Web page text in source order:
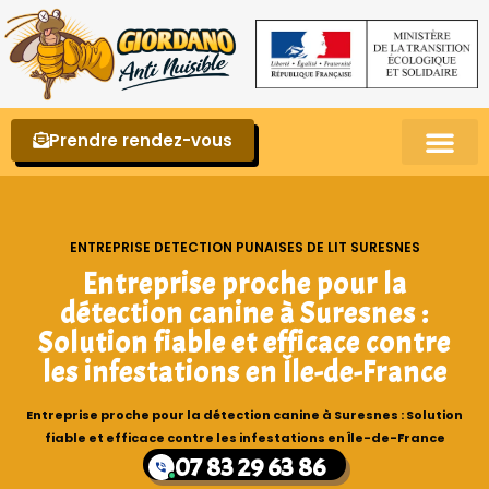
Prendre rendez-vous
ENTREPRISE DETECTION PUNAISES DE LIT SURESNES
Entreprise proche pour la
détection canine à Suresnes :
Solution fiable et efficace contre
les infestations en Île-de-France
Entreprise proche pour la détection canine à Suresnes : Solution
fiable et efficace contre les infestations en Île-de-France
07 83 29 63 86